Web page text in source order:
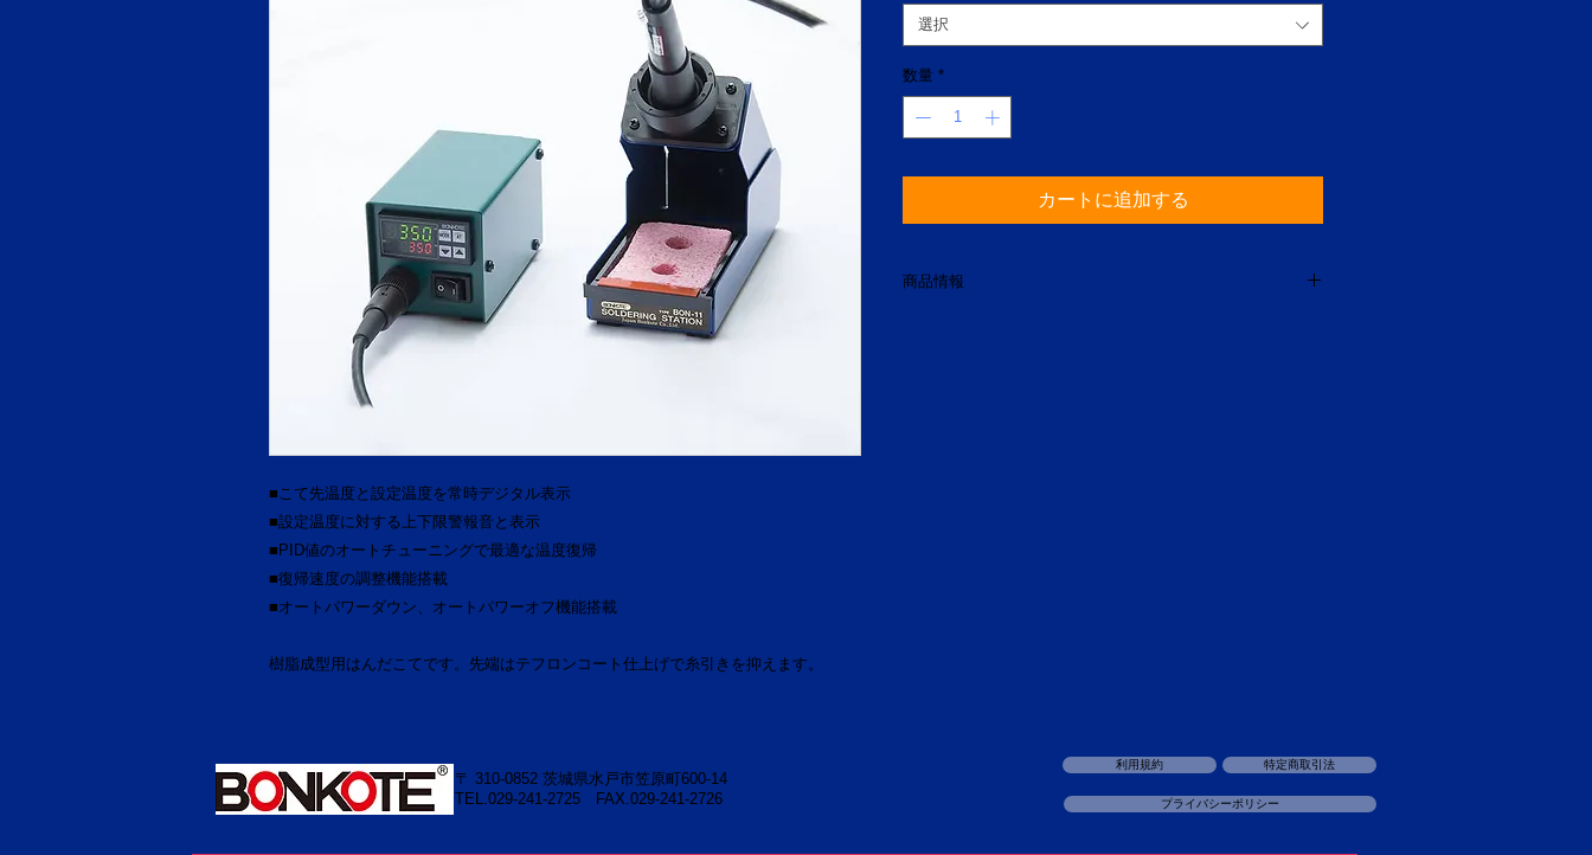
■こて先温度と設定温度を常時デジタル表示
■設定温度に対する上下限警報音と表示
■PID値のオートチューニングで最適な温度復帰
■復帰速度の調整機能搭載
■オートパワーダウン、オートパワーオフ機能搭載
樹脂成型用はんだこてです。先端はテフロンコート仕上げで糸引きを抑えます。
選択
数量 *
カートに追加する
商品情報
〒 310-0852 茨城県水戸市笠原町600-14
TEL.029-241-2725
FAX.029-241-2726
利用規約 特定商取引法
プライバシーポリシー